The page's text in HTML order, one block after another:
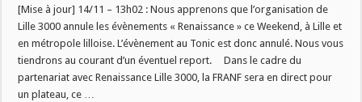
:
direct
du
café
renaissance
Tonic »
[Mise à jour] 14/11 – 13h02 : Nous apprenons que l’organisation de
Lille 3000 annule les évènements « Renaissance » ce Weekend, à Lille et
en métropole lilloise. L’évènement au Tonic est donc annulé. Nous vous
tiendrons au courant d’un éventuel report. Dans le cadre du
partenariat avec Renaissance Lille 3000, la FRANF sera en direct pour
un plateau, ce …